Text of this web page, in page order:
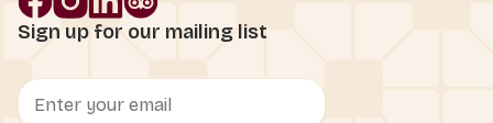
Sign up for our mailing list